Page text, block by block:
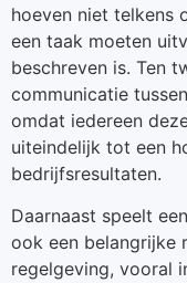
hoeven niet telkens
een taak moeten
beschreven is. Ten
communicatie
omdat iedereen
uiteindelijk tot een
bedrijfsresultaten.
Daarnaast speelt
ook een belangrijke
regelgeving, vooral